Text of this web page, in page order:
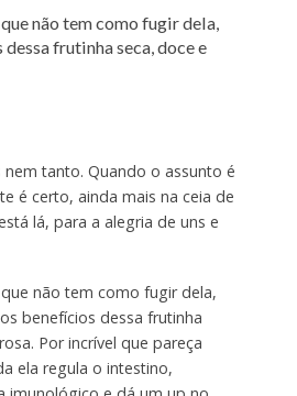
não tem como fugir dela,
frutinha seca, doce e
tanto. Quando o assunto é
é certo, ainda mais na ceia de
lá, para a alegria de uns e
não tem como fugir dela,
benefícios dessa frutinha
Por incrível que pareça
ela regula o intestino,